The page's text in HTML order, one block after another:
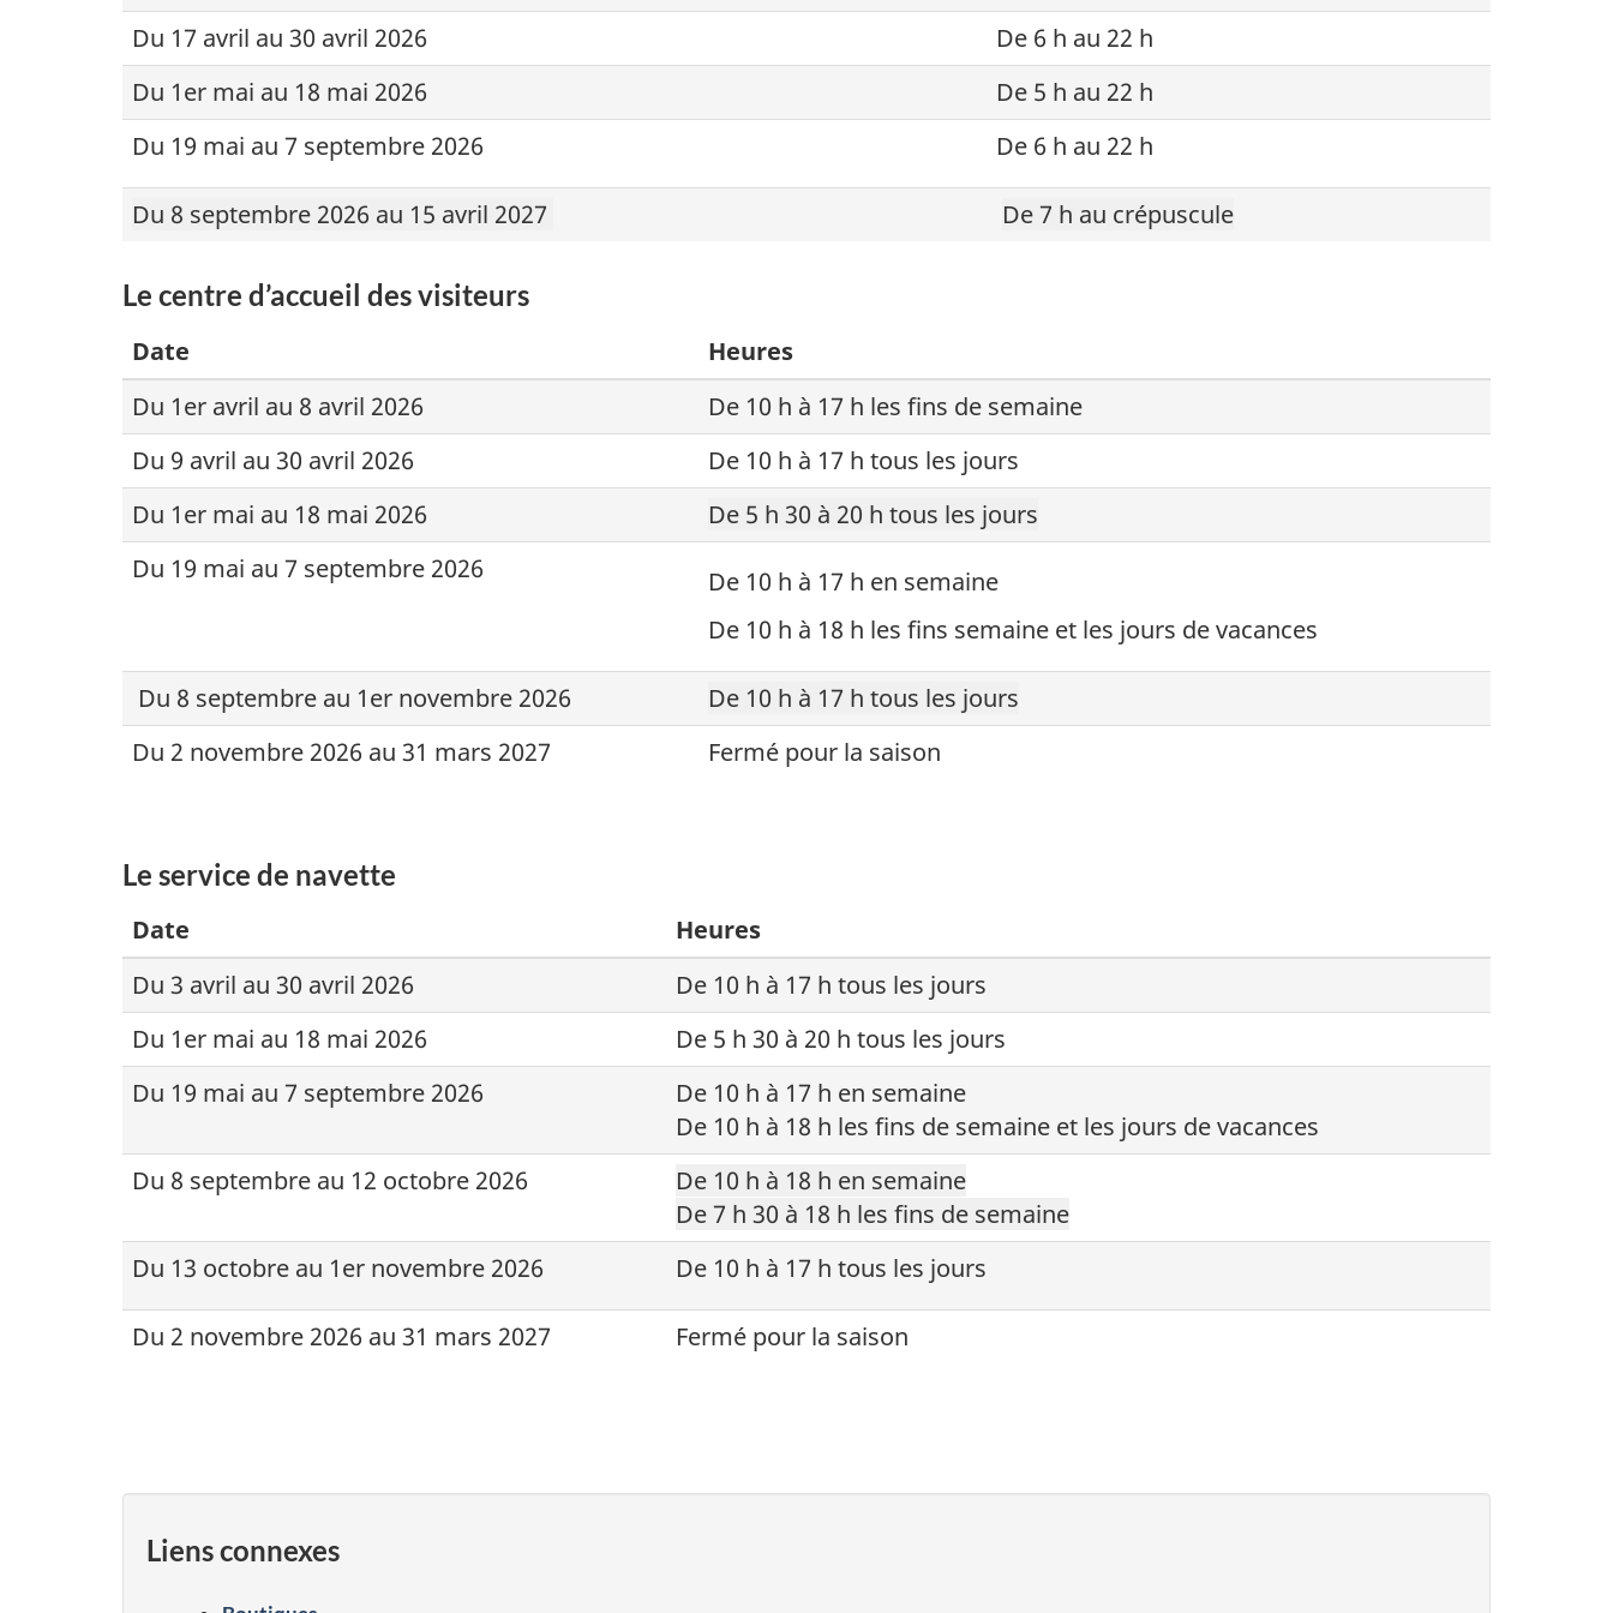
Du 17 avril au 30 avril 2026
De 6 h au 22 h
Du 1er mai au 18 mai 2026
De 5 h au 22 h
Du 19 mai au 7 septembre 2026
De 6 h au 22 h
Du 8 septembre 2026 au 15 avril 2027 De 7 h au crépuscule
Le centre d’accueil des visiteurs
Date
Heures
Du 1er avril au 8 avril 2026
De 10 h à 17 h les fins de semaine
Du 9 avril au 30 avril 2026
De 10 h à 17 h tous les jours
Du 1er mai au 18 mai 2026
De 5 h 30 à 20 h tous les jours
Du 19 mai au 7 septembre 2026
De 10 h à 17 h en semaine
De 10 h à 18 h les fins semaine et les jours de vacances
Du 8 septembre au 1er novembre 2026
De 10 h à 17 h tous les jours
Du 2 novembre 2026 au 31 mars 2027
Fermé pour la saison
Le service de navette
Date
Heures
Du 3 avril au 30 avril 2026
De 10 h à 17 h tous les jours
Du 1er mai au 18 mai 2026
De 5 h 30 à 20 h tous les jours
Du 19 mai au 7 septembre 2026
De 10 h à 17 h en semaine
De 10 h à 18 h les fins de semaine et les jours de vacances
Du 8 septembre au 12 octobre 2026
De 10 h à 18 h en semaine
De 7 h 30 à 18 h les fins de semaine
Du 13 octobre au 1er novembre 2026
De 10 h à 17 h tous les jours
Du 2 novembre 2026 au 31 mars 2027 Fermé pour la saison
Liens connexes